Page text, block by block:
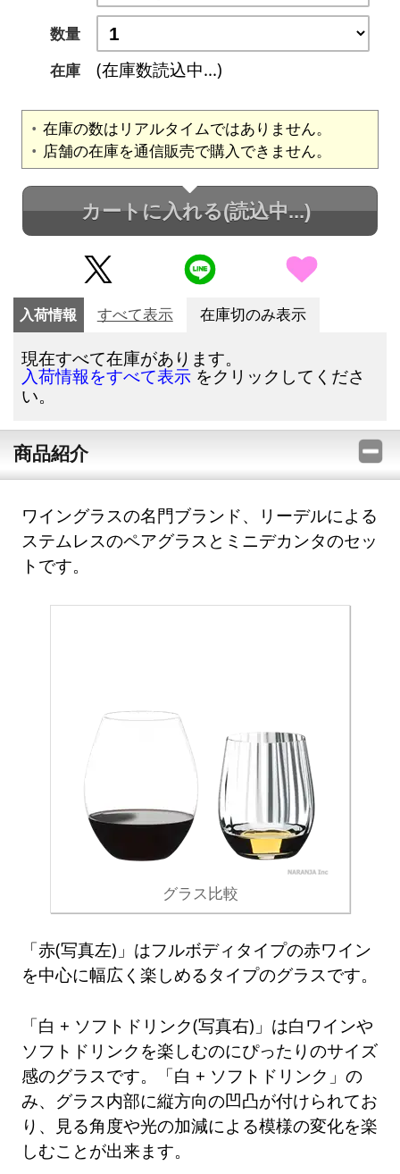
数量
在庫
(在庫数読込中...)
在庫の数はリアルタイムではありません。
店舗の在庫を通信販売で購入できません。
カートに入れる(読込中...)
入荷情報 すべて表示 在庫切のみ表示
現在すべて在庫があります。
入荷情報をすべて表示 をクリックしてくださ
い。
商品紹介
ワイングラスの名門ブランド、リーデルによる
ステムレスのペアグラスとミニデカンタのセッ
トです。
グラス比較
「赤(写真左)」はフルボディタイプの赤ワイン
を中心に幅広く楽しめるタイプのグラスです。
「白 + ソフトドリンク(写真右)」は白ワインや
ソフトドリンクを楽しむのにぴったりのサイズ
感のグラスです。「白 + ソフトドリンク」の
み、グラス内部に縦方向の凹凸が付けられてお
り、見る角度や光の加減による模様の変化を楽
しむことが出来ます。